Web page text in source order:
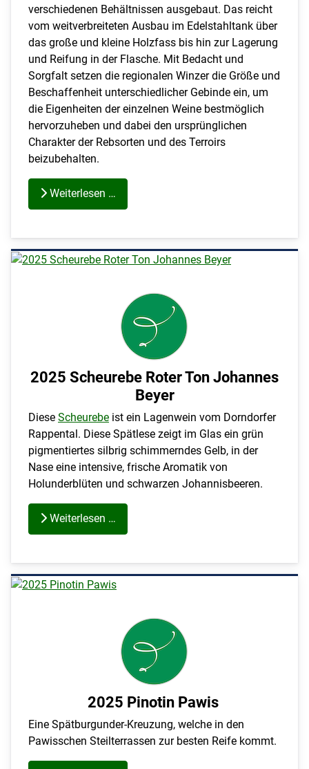
verschiedenen Behältnissen ausgebaut. Das reicht
vom weitverbreiteten Ausbau im Edelstahltank über
das große und kleine Holzfass bis hin zur Lagerung
und Reifung in der Flasche. Mit Bedacht und
Sorgfalt setzen die regionalen Winzer die Größe und
Beschaffenheit unterschiedlicher Gebinde ein, um
die Eigenheiten der einzelnen Weine bestmöglich
hervorzuheben und dabei den ursprünglichen
Charakter der Rebsorten und des Terroirs
beizubehalten.
Weiterlesen …
2025 Scheurebe Roter Ton Johannes
Beyer
Diese Scheurebe ist ein Lagenwein vom Dorndorfer
Rappental. Diese Spätlese zeigt im Glas ein grün
pigmentiertes silbrig schimmerndes Gelb, in der
Nase eine intensive, frische Aromatik von
Holunderblüten und schwarzen Johannisbeeren.
Weiterlesen …
2025 Pinotin Pawis
Eine Spätburgunder-Kreuzung, welche in den
Pawisschen Steilterrassen zur besten Reife kommt.